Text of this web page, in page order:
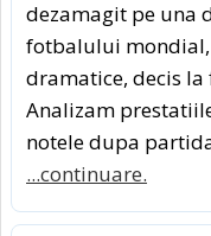
dezamagit pe una
fotbalului
dramatice, decis
Analizam
notele dupa
...continuare.